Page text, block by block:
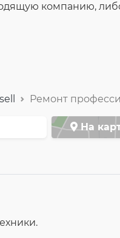
компанию,
Ремонт
На